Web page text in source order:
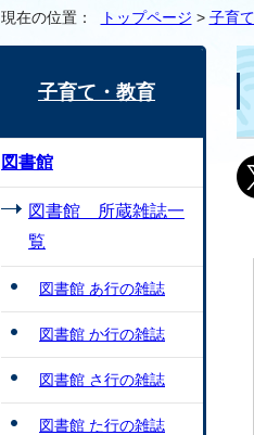
現在の位置： トップページ > 子育
子育て・教育
図書館
図書館 所蔵雑誌一
覧
図書館 あ行の雑誌
図書館 か行の雑誌
図書館 さ行の雑誌
図書館 た行の雑誌